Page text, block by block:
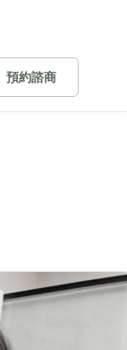
預約諮商